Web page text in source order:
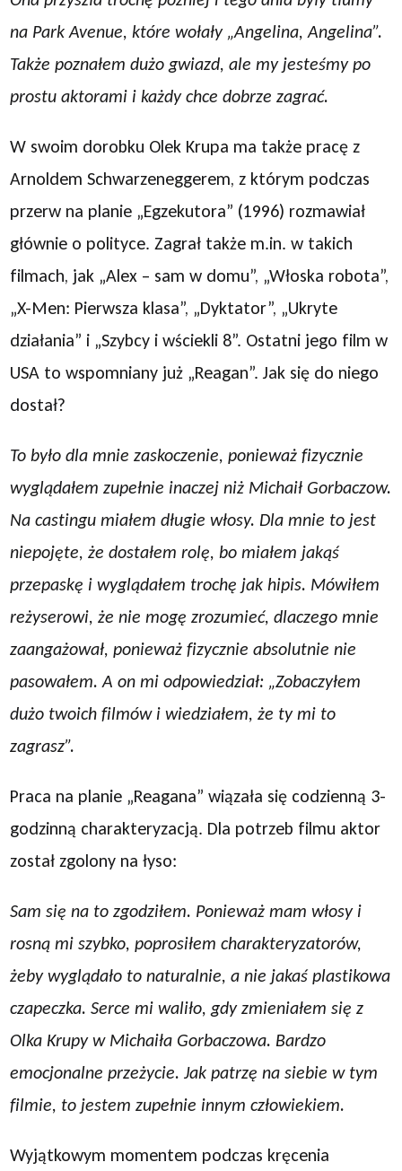
na Park Avenue, które wołały „Angelina, Angelina”.
Także poznałem dużo gwiazd, ale my jesteśmy po
prostu aktorami i każdy chce dobrze zagrać.
W swoim dorobku Olek Krupa ma także pracę z
Arnoldem Schwarzeneggerem, z którym podczas
przerw na planie „Egzekutora” (1996) rozmawiał
głównie o polityce. Zagrał także m.in. w takich
filmach, jak „Alex – sam w domu”, „Włoska robota”,
„X-Men: Pierwsza klasa”, „Dyktator”, „Ukryte
działania” i „Szybcy i wściekli 8”. Ostatni jego film w
USA to wspomniany już „Reagan”. Jak się do niego
dostał?
To było dla mnie zaskoczenie, ponieważ fizycznie
wyglądałem zupełnie inaczej niż Michaił Gorbaczow.
Na castingu miałem długie włosy. Dla mnie to jest
niepojęte, że dostałem rolę, bo miałem jakąś
przepaskę i wyglądałem trochę jak hipis. Mówiłem
reżyserowi, że nie mogę zrozumieć, dlaczego mnie
zaangażował, ponieważ fizycznie absolutnie nie
pasowałem. A on mi odpowiedział: „Zobaczyłem
dużo twoich filmów i wiedziałem, że ty mi to
zagrasz”.
Praca na planie „Reagana” wiązała się codzienną 3-
godzinną charakteryzacją. Dla potrzeb filmu aktor
został zgolony na łyso:
Sam się na to zgodziłem. Ponieważ mam włosy i
rosną mi szybko, poprosiłem charakteryzatorów,
żeby wyglądało to naturalnie, a nie jakaś plastikowa
czapeczka. Serce mi waliło, gdy zmieniałem się z
Olka Krupy w Michaiła Gorbaczowa. Bardzo
emocjonalne przeżycie. Jak patrzę na siebie w tym
filmie, to jestem zupełnie innym człowiekiem.
Wyjątkowym momentem podczas kręcenia